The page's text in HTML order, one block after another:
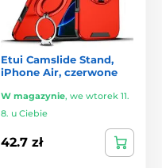
Etui Camslide Stand,
iPhone Air, czerwone
W magazynie, we wtorek 11.
8. u Ciebie
42.7 zł